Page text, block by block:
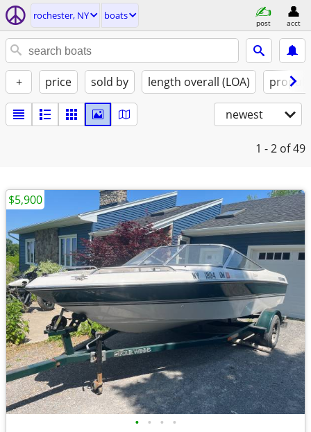
rochester, NY boats
post acct
+ price sold by length overall (LOA)
newest
1 - 2 of 49
• • • •
$5,900